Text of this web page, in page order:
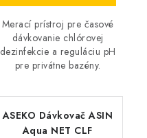
Merací prístroj pre časové
dávkovanie chlórovej
dezinfekcie a reguláciu pH
pre privátne bazény.
ASEKO Dávkovač ASIN
Aqua NET CLF